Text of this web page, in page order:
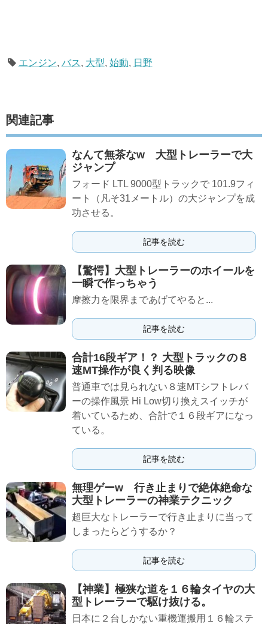
エンジン, バス, 大型, 始動, 日野
関連記事
なんて無茶なw 大型トレーラーで大
ジャンプ
フォード LTL 9000型トラックで 101.9フィ
ート（凡そ31メートル）の大ジャンプを成
功させる。
記事を読む
【驚愕】大型トレーラーのホイールを
一瞬で作っちゃう
摩擦力を限界まであげてやると...
記事を読む
合計16段ギア！？ 大型トラックの８
速MT操作が良く判る映像
普通車では見られない８速MTシフトレバ
ーの操作風景 Hi Low切り換えスイッチが
着いているため、合計で１６段ギアになっ
ている。
記事を読む
無理ゲーw 行き止まりで絶体絶命な
大型トレーラーの神業テクニック
超巨大なトレーラーで行き止まりに当って
しまったらどうするか？
記事を読む
【神業】極狭な道を１６輪タイヤの大
型トレーラーで駆け抜ける。
日本に２台しかない重機運搬用１６輪ステ